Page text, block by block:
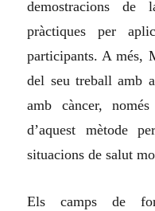
demostracions
pràctiques per
participants. A més,
del seu treball amb
amb càncer,
d’aquest mètode
situacions de salut
Els camps de